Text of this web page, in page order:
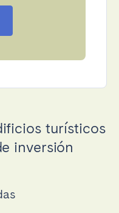
turísticos
inversión